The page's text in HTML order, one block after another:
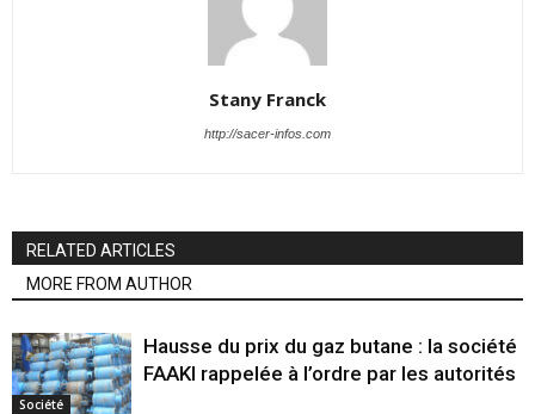
Stany Franck
http://sacer-infos.com
RELATED ARTICLES
MORE FROM AUTHOR
Société
Hausse du prix du gaz butane : la société
FAAKI rappelée à l’ordre par les autorités